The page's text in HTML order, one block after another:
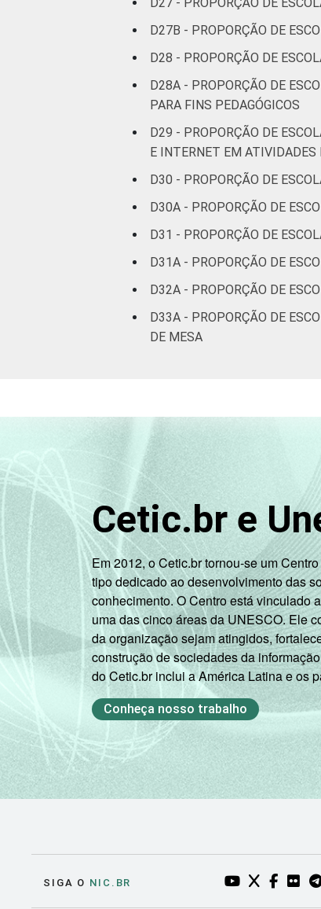
D27B - PROPORÇÃO DE
D28 - PROPORÇÃO DE
D28A - PROPORÇÃO DE
PARA FINS PEDAGÓGICOS
D29 - PROPORÇÃO DE
E INTERNET EM
D30 - PROPORÇÃO DE
D30A - PROPORÇÃO DE
D31 - PROPORÇÃO DE
D31A - PROPORÇÃO DE
D32A - PROPORÇÃO DE
D33A - PROPORÇÃO DE
DE MESA
Cetic.br e
Em 2012, o Cetic.br tornou-se um
tipo dedicado ao desenvolvimento das
conhecimento. O Centro está vinculado
uma das cinco áreas da UNESCO. Ele
da organização sejam atingidos,
construção de sociedades da
do Cetic.br inclui a América Latina e os
Conheça nosso trabalho
SIGA O NIC.BR YOUTUBE DO
TWITTER